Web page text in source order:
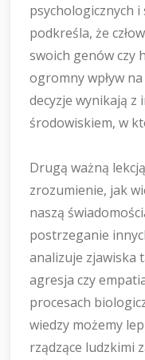
psychologicznych i
podkreśla, że
swoich genów czy
ogromny wpływ
decyzje wynikają z
środowiskiem, w
Drugą ważną
zrozumienie, jak
naszą
postrzeganie
analizuje zjawiska
agresja czy
procesach
wiedzy możemy
rządzące ludzkimi